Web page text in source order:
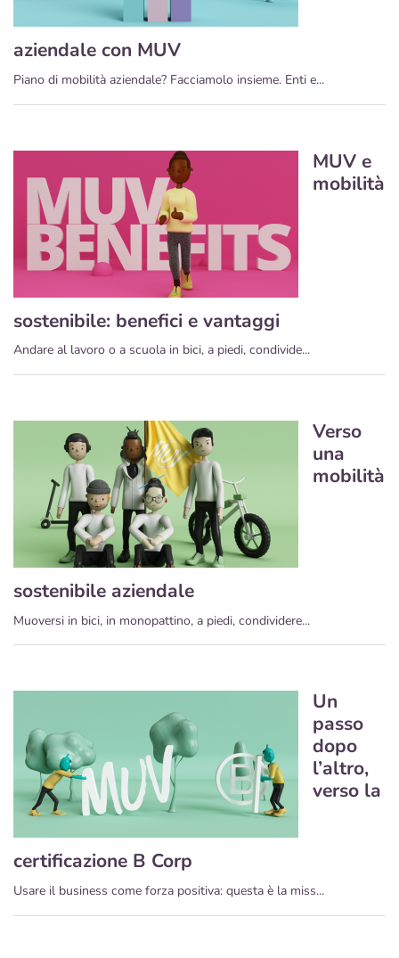
aziendale con MUV
Piano di mobilità aziendale? Facciamolo insieme. Enti e...
MUV e
mobilità
sostenibile: benefici e vantaggi
Andare al lavoro o a scuola in bici, a piedi, condivide...
Verso
una
mobilità
sostenibile aziendale
Muoversi in bici, in monopattino, a piedi, condividere...
Un
passo
dopo
l’altro,
verso la
certificazione B Corp
Usare il business come forza positiva: questa è la miss...